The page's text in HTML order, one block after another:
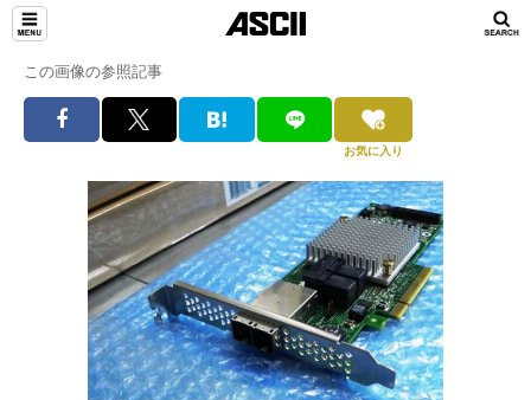
この画像の参照記事
お気に入り